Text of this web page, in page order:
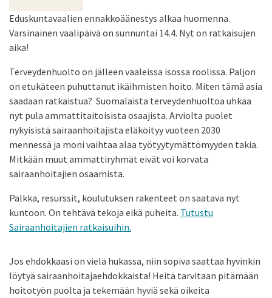
Eduskuntavaalien ennakkoäänestys alkaa huomenna.
Varsinainen vaalipäivä on sunnuntai 14.4. Nyt on ratkaisujen
aika!
Terveydenhuolto on jälleen vaaleissa isossa roolissa. Paljon
on etukäteen puhuttanut ikäihmisten hoito. Miten tämä asia
saadaan ratkaistua? Suomalaista terveydenhuoltoa uhkaa
nyt pula ammattitaitoisista osaajista. Arviolta puolet
nykyisistä sairaanhoitajista eläköityy vuoteen 2030
mennessä ja moni vaihtaa alaa työtyytymättömyyden takia.
Mitkään muut ammattiryhmät eivät voi korvata
sairaanhoitajien osaamista.
Palkka, resurssit, koulutuksen rakenteet on saatava nyt
kuntoon. On tehtävä tekoja eikä puheita. Tutustu
Sairaanhoitajien ratkaisuihin.
Jos ehdokkaasi on vielä hukassa, niin sopiva saattaa hyvinkin
löytyä sairaanhoitajaehdokkaista! Heitä tarvitaan pitämään
hoitotyön puolta ja tekemään hyviä sekä oikeita